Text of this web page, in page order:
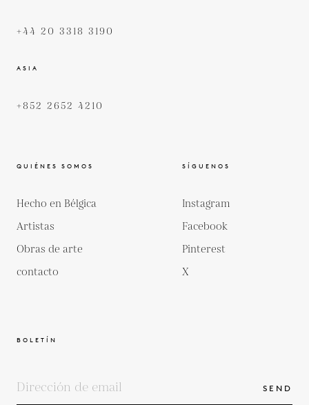
+44 20 3318 3190
ASIA
+852 2652 4210
QUIÉNES SOMOS
Hecho en Bélgica
Artistas
Obras de arte
contacto
SÍGUENOS
Instagram
Facebook
Pinterest
X
BOLETÍN
SEND